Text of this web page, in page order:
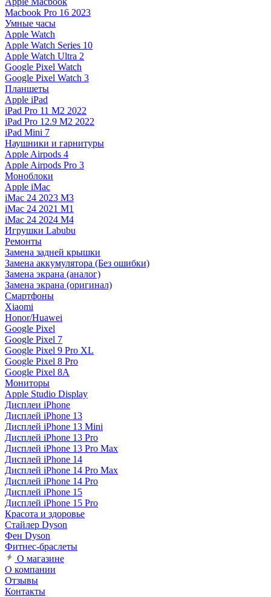
Macbook Pro 16 2023
Умные часы
Apple Watch
Apple Watch Series 10
Apple Watch Ultra 2
Google Pixel Watch
Google Pixel Watch 3
Планшеты
Apple iPad
iPad Pro 11 M2 2022
iPad Pro 12.9 M2 2022
iPad Mini 7
Наушники и гарнитуры
Apple Airpods 4
Apple Airpods Pro 3
Моноблоки
Apple iMac
iMac 24 2023 M3
iMac 24 2021 M1
iMac 24 2024 M4
Игрушки Labubu
Ремонты
Замена задней крышки
Замена аккумулятора (Без ошибки)
Замена экрана (аналог)
Замена экрана (оригинал)
Смартфоны
Xiaomi
Honor/Huawei
Google Pixel
Google Pixel 7
Google Pixel 9 Pro XL
Google Pixel 8 Pro
Google Pixel 8A
Мониторы
Apple Studio Display
Дисплеи iPhone
Дисплей iPhone 13
Дисплей iPhone 13 Mini
Дисплей iPhone 13 Pro
Дисплей iPhone 13 Pro Max
Дисплей iPhone 14
Дисплей iPhone 14 Pro Max
Дисплей iPhone 14 Pro
Дисплей iPhone 15
Дисплей iPhone 15 Pro
Красота и здоровье
Стайлер Dyson
Фен Dyson
Фитнес-браслеты
О магазине
О компании
Отзывы
Контакты